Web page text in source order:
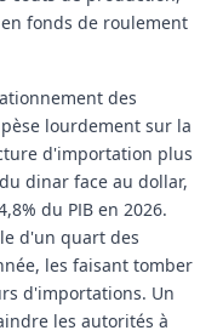
fonds de roulement
des
lourdement sur la
d'importation plus
dinar face au dollar,
du PIB en 2026.
d'un quart des
les faisant tomber
d'importations. Un
les autorités à